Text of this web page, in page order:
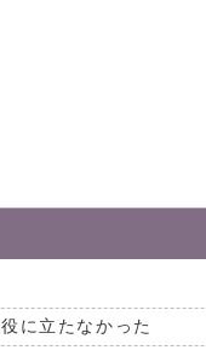
役に立たなかった